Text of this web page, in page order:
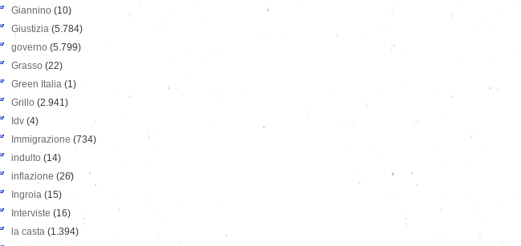
Giannino (10)
Giustizia (5.784)
governo (5.799)
Grasso (22)
Green Italia (1)
Grillo (2.941)
Idv (4)
Immigrazione (734)
indulto (14)
inflazione (26)
Ingroia (15)
Interviste (16)
la casta (1.394)